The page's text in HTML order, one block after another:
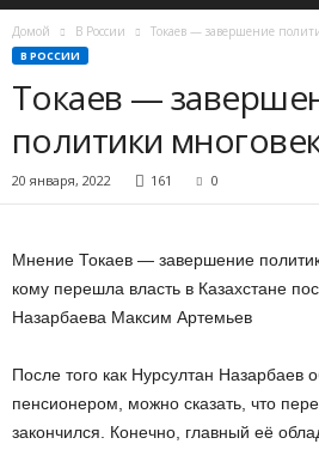
Домой В России Токаев — завершение
В РОССИИ
Токаев —
политики
20 января, 2022 161 0
Мнение Токаев — завершение
кому перешла власть в Казахстане
Назарбаева Максим Артемьев
После того как Нурсултан Назарбаев
пенсионером, можно сказать, что
закончился. Конечно, главный её